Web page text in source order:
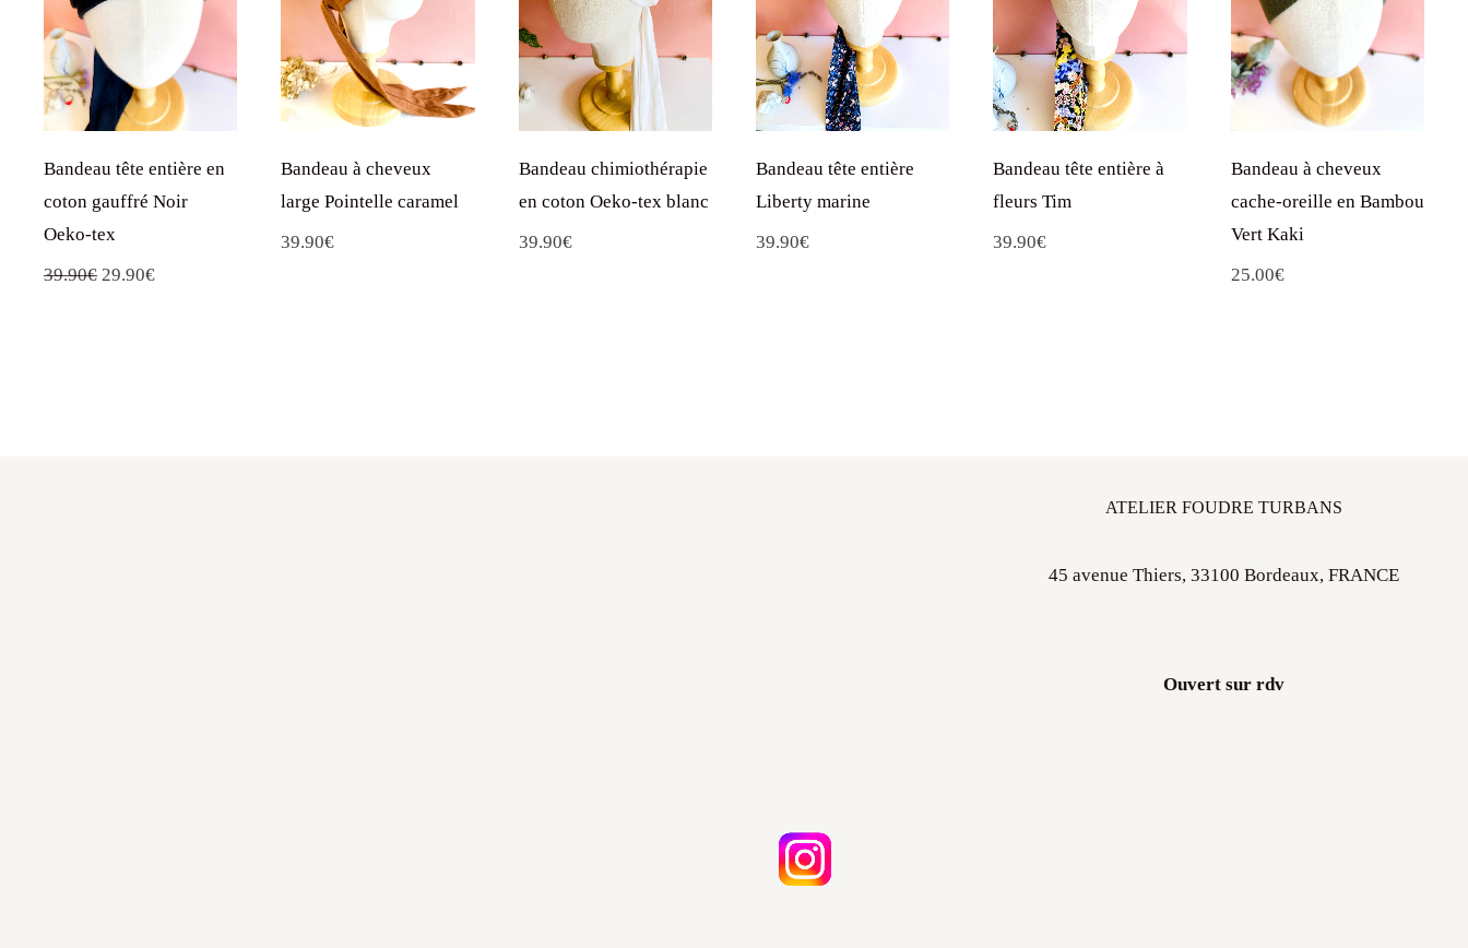
Bandeau tête entière en
coton gauffré Noir
Oeko-tex
39.90€ Le
29.90€Le
Bandeau à cheveux
large Pointelle caramel
39.90€
Bandeau chimiothérapie
en coton Oeko-tex blanc
39.90€
Bandeau tête entière
Liberty marine
39.90€
Bandeau tête entière à
fleurs Tim
39.90€
Bandeau à cheveux
cache-oreille en Bambou
Vert Kaki
25.00€
ATELIER FOUDRE TURBANS
45 avenue Thiers, 33100 Bordeaux, FRANCE
Ouvert sur rdv